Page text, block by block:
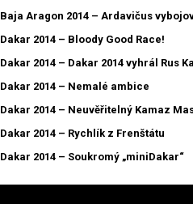
Baja Aragon 2014 – Ardavičus
Dakar 2014 – Bloody Good Race!
Dakar 2014 – Dakar 2014 vyhrál Rus
Dakar 2014 – Nemalé ambice
Dakar 2014 – Neuvěřitelný Kamaz
Dakar 2014 – Rychlík z Frenštátu
Dakar 2014 – Soukromý „miniDakar“